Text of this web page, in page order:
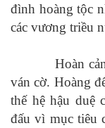
đình hoàng tộc
các vương triều
Hoàn cảnh
ván cờ. Hoàng
thế hệ hậu duệ
đấu vì mục tiêu